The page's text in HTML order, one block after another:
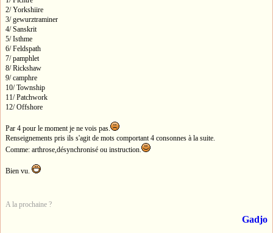
2/ Yorkshiire
3/ gewurztraminer
4/ Sanskrit
5/ Isthme
6/ Feldspath
7/ pamphlet
8/ Rickshaw
9/ camphre
10/ Township
11/ Patchwork
12/ Offshore
Par 4 pour le moment je ne vois pas.
Renseignements pris ils s'agit de mots comportant 4 consonnes à la suite.
Comme: arthrose,désynchronisé ou instruction.
Bien vu.
A la prochaine ?
Gadjo